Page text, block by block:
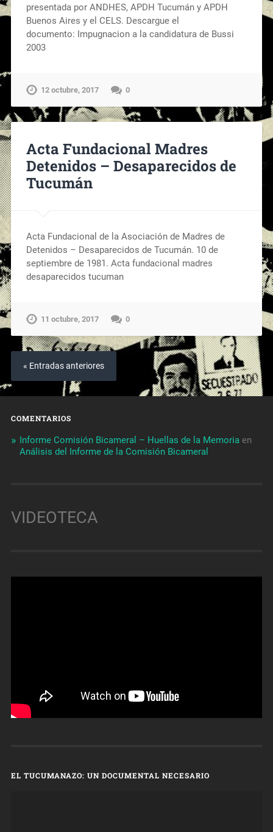
presentada por ANDHES, APDH Tucumán y APDH
Buenos Aires y el CELS. Descargue el
documento: Impugnacion a la candidatura de Bussi
2003
12 octubre, 2017 0
Acta Fundacional Madres
Detenidos – Desaparecidos de
Tucumán
Acta Fundacional de la Asociación de Madres de
Detenidos – Desaparecidos de Tucumán. 10 de
septiembre de 1981. Acta fundacional madres
desaparecidos tucuman
11 octubre, 2017 0
« Entradas anteriores
COMENTARIOS
Informe Comisión Bicameral – Huellas de la Memoriaen
Análisis del Informe de la Comisión Bicameral
VIDEOTECA
EL TUCUMANAZO: UN DOCUMENTAL NECESARIO